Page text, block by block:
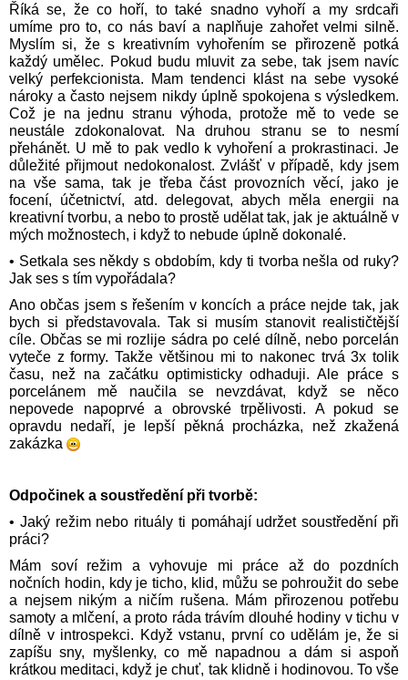
Říká se, že co hoří, to také snadno vyhoří a my srdcaři
umíme pro to, co nás baví a naplňuje zahořet velmi silně.
Myslím si, že s kreativním vyhořením se přirozeně potká
každý umělec. Pokud budu mluvit za sebe, tak jsem navíc
velký perfekcionista. Mam tendenci klást na sebe vysoké
nároky a často nejsem nikdy úplně spokojena s výsledkem.
Což je na jednu stranu výhoda, protože mě to vede se
neustále zdokonalovat. Na druhou stranu se to nesmí
přehánět. U mě to pak vedlo k vyhoření a prokrastinaci. Je
důležité přijmout nedokonalost. Zvlášť v případě, kdy jsem
na vše sama, tak je třeba část provozních věcí, jako je
focení, účetnictví, atd. delegovat, abych měla energii na
kreativní tvorbu, a nebo to prostě udělat tak, jak je aktuálně v
mých možnostech, i když to nebude úplně dokonalé.
• Setkala ses někdy s obdobím, kdy ti tvorba nešla od ruky?
Jak ses s tím vypořádala?
Ano občas jsem s řešením v koncích a práce nejde tak, jak
bych si představovala. Tak si musím stanovit realističtější
cíle. Občas se mi rozlije sádra po celé dílně, nebo porcelán
vyteče z formy. Takže většinou mi to nakonec trvá 3x tolik
času, než na začátku optimisticky odhaduji. Ale práce s
porcelánem mě naučila se nevzdávat, když se něco
nepovede napoprvé a obrovské trpělivosti. A pokud se
opravdu nedaří, je lepší pěkná procházka, než zkažená
zakázka
Odpočinek a soustředění při tvorbě:
• Jaký režim nebo rituály ti pomáhají udržet soustředění při
práci?
Mám soví režim a vyhovuje mi práce až do pozdních
nočních hodin, kdy je ticho, klid, můžu se pohroužit do sebe
a nejsem nikým a ničím rušena. Mám přirozenou potřebu
samoty a mlčení, a proto ráda trávím dlouhé hodiny v tichu v
dílně v introspekci. Když vstanu, první co udělám je, že si
zapíšu sny, myšlenky, co mě napadnou a dám si aspoň
krátkou meditaci, když je chuť, tak klidně i hodinovou. To vše